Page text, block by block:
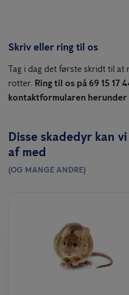
Skriv eller ring til os
Tag i dag det første skridt til at
rotter. Ring til os på 69 15 17
kontaktformularen herunder
Disse skadedyr kan
af med
(OG MANGE ANDRE)